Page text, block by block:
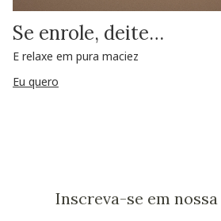
Se enrole, deite…
E relaxe em pura maciez
Eu quero
Inscreva-se em nossa